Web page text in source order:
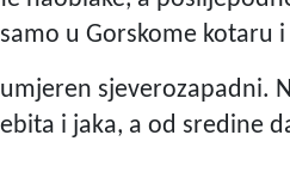
u Gorskome kotaru
sjeverozapadni.
i jaka, a od sredine